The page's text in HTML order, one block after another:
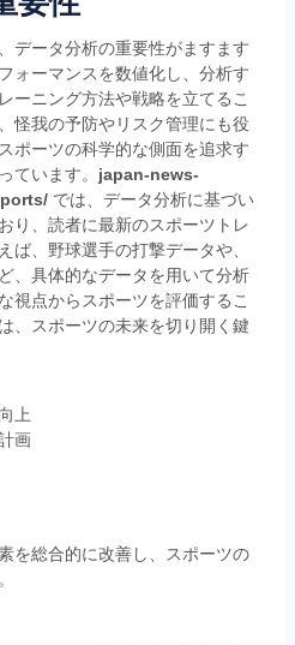
データ分析の重要性がますます
ォーマンスを数値化し、分析す
ーニング方法や戦略を立てるこ
怪我の予防やリスク管理にも役
ポーツの科学的な側面を追求す
ています。 japan-news-
では、データ分析に基づい
り、読者に最新のスポーツトレ
ば、野球選手の打撃データや、
、具体的なデータを用いて分析
視点からスポーツを評価するこ
、スポーツの未来を切り開く鍵
上
画
を総合的に改善し、スポーツの